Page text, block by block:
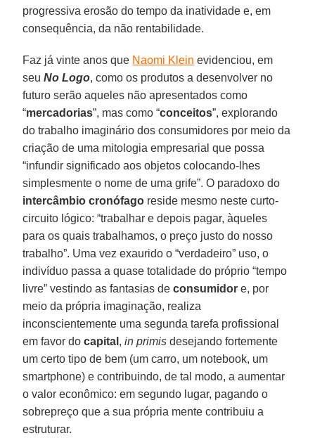
progressiva erosão do tempo da inatividade e, em
consequência, da não rentabilidade.
Faz já vinte anos que Naomi Klein evidenciou, em
seuNo Logo, como os produtos a desenvolver no
futuro serão aqueles não apresentados como
“mercadorias”, mas como “conceitos”, explorando
do trabalho imaginário dos consumidores por meio da
criação de uma mitologia empresarial que possa
“infundir significado aos objetos colocando-lhes
simplesmente o nome de uma grife”. O paradoxo do
intercâmbio cronófago reside mesmo neste curto-
circuito lógico: “trabalhar e depois pagar, àqueles
para os quais trabalhamos, o preço justo do nosso
trabalho”. Uma vez exaurido o “verdadeiro” uso, o
indivíduo passa a quase totalidade do próprio “tempo
livre” vestindo as fantasias deconsumidor e, por
meio da própria imaginação, realiza
inconscientemente uma segunda tarefa profissional
em favor docapital ,in primis desejando fortemente
um certo tipo de bem (um carro, um notebook, um
smartphone) e contribuindo, de tal modo, a aumentar
o valor econômico: em segundo lugar, pagando o
sobrepreço que a sua própria mente contribuiu a
estruturar.